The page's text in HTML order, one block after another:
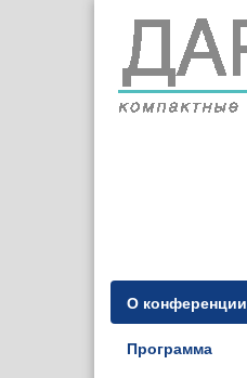
О конференции
Программа